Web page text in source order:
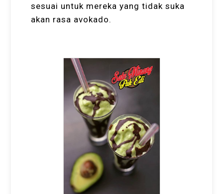
sesuai untuk mereka yang tidak suka
akan rasa avokado.